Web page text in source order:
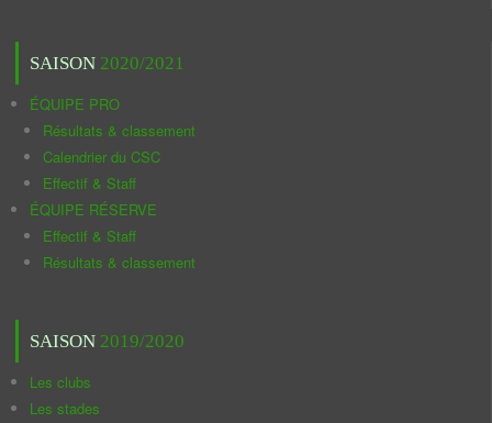
SAISON 2020/2021
ÉQUIPE PRO
Résultats & classement
Calendrier du CSC
Effectif & Staff
ÉQUIPE RÉSERVE
Effectif & Staff
Résultats & classement
SAISON 2019/2020
Les clubs
Les stades